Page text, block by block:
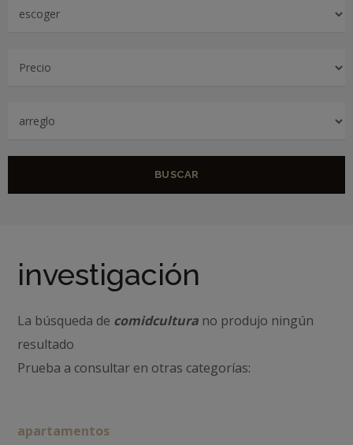
BUSCAR
investigación
La búsqueda de comidcultura no produjo ningún
resultado
Prueba a consultar en otras categorías:
apartamentos